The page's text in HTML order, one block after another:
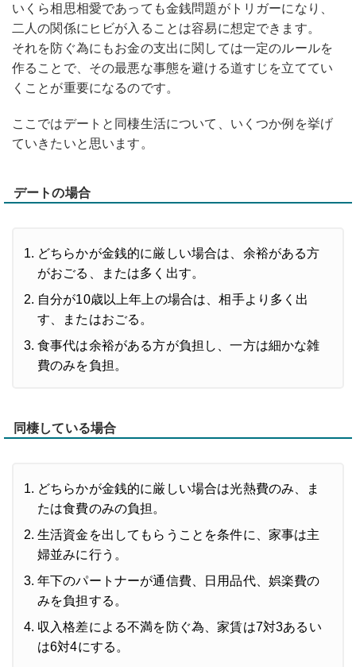
いくら相思相愛であっても金銭問題がトリガーになり、
二人の関係にヒビが入ることは容易に想定できます。
それを防ぐ為にもお金の支出に関しては一定のルールを
作ることで、その最悪な事態を避ける道すじを立ててい
くことが重要になるのです。
ここではデートと同棲生活について、いくつか例を挙げ
ていきたいと思います。
デートの場合
どちらかが金銭的に厳しい場合は、余裕がある方
がおごる、または多く出す。
自分が10歳以上年上の場合は、相手より多く出
す、またはおごる。
食事代は余裕がある方が負担し、一方は細かな雑
費のみを負担。
同棲している場合
どちらかが金銭的に厳しい場合は光熱費のみ、ま
たは食費のみの負担。
生活資金を出してもらうことを条件に、家事は主
婦並みに行う。
年下のパートナーが通信費、日用品代、娯楽費の
みを負担する。
収入格差による不満を防ぐ為、家賃は7対3あるい
は6対4にする。